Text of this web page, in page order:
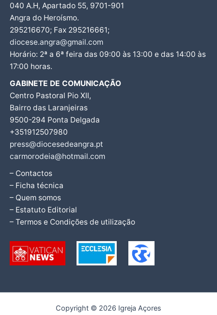
040 A.H, Apartado 55, 9701-901
Angra do Heroísmo.
295216670; Fax 295216661;
diocese.angra@gmail.com
Horário: 2ª a 6ª feira das 09:00 às 13:00 e das 14:00 às
17:00 horas.
GABINETE DE COMUNICAÇÃO
Centro Pastoral Pio XII,
Bairro das Laranjeiras
9500-294 Ponta Delgada
+351912507980
press@diocesedeangra.pt
carmorodeia@hotmail.com
– Contactos
– Ficha técnica
– Quem somos
– Estatuto Editorial
– Termos e Condições de utilização
Copyright © 2026 Igreja Açores